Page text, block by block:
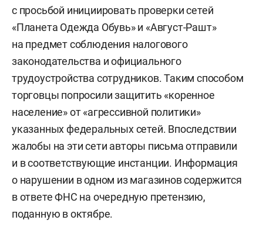
с просьбой инициировать проверки сетей
«Планета Одежда Обувь» и «Август-Рашт»
на предмет соблюдения налогового
законодательства и официального
трудоустройства сотрудников. Таким способом
торговцы попросили защитить «коренное
население» от «агрессивной политики»
указанных федеральных сетей. Впоследствии
жалобы на эти сети авторы письма отправили
и в соответствующие инстанции. Информация
о нарушении в одном из магазинов содержится
в ответе ФНС на очередную претензию,
поданную в октябре.